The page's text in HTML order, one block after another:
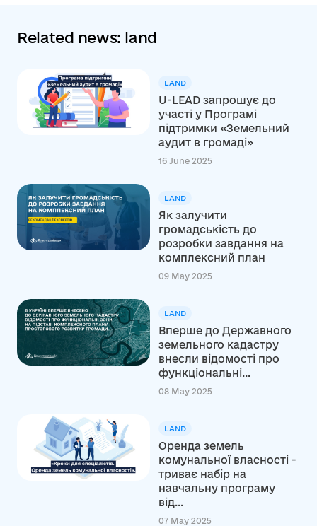
Related news: land
LAND
U-LEAD запрошує до
участі у Програмі
підтримки «Земельний
аудит в громаді»
16 June 2025
LAND
Як залучити
громадськість до
розробки завдання на
комплексний план
09 May 2025
LAND
Вперше до Державного
земельного кадастру
внесли відомості про
функціональні...
08 May 2025
LAND
Оренда земель
комунальної власності -
триває набір на
навчальну програму
від...
07 May 2025